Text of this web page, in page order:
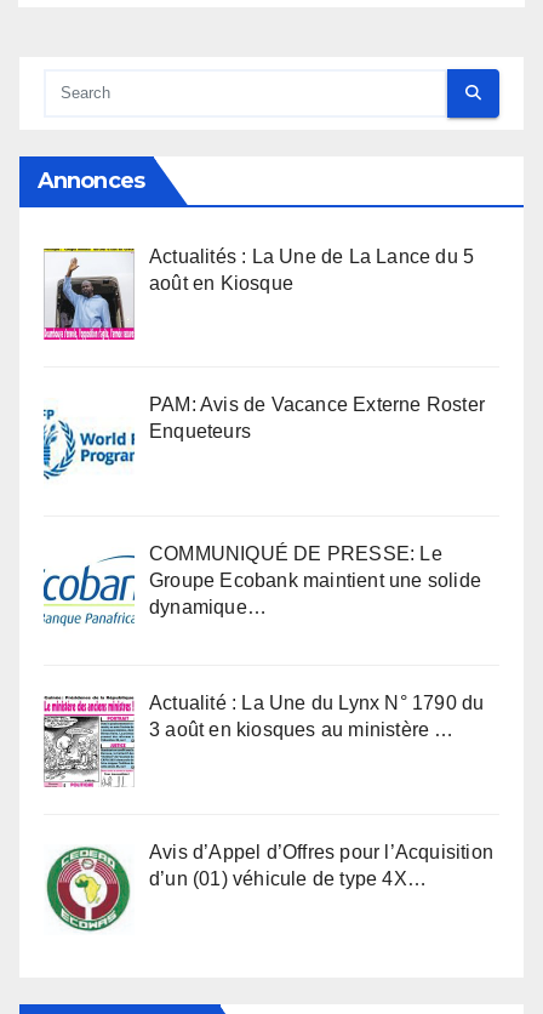
Annonces
Actualités : La Une de La Lance du 5
août en Kiosque
PAM: Avis de Vacance Externe Roster
Enqueteurs
COMMUNIQUÉ DE PRESSE: Le
Groupe Ecobank maintient une solide
dynamique…
Actualité : La Une du Lynx N° 1790 du
3 août en kiosques au ministère …
Avis d’Appel d’Offres pour l’Acquisition
d’un (01) véhicule de type 4X…